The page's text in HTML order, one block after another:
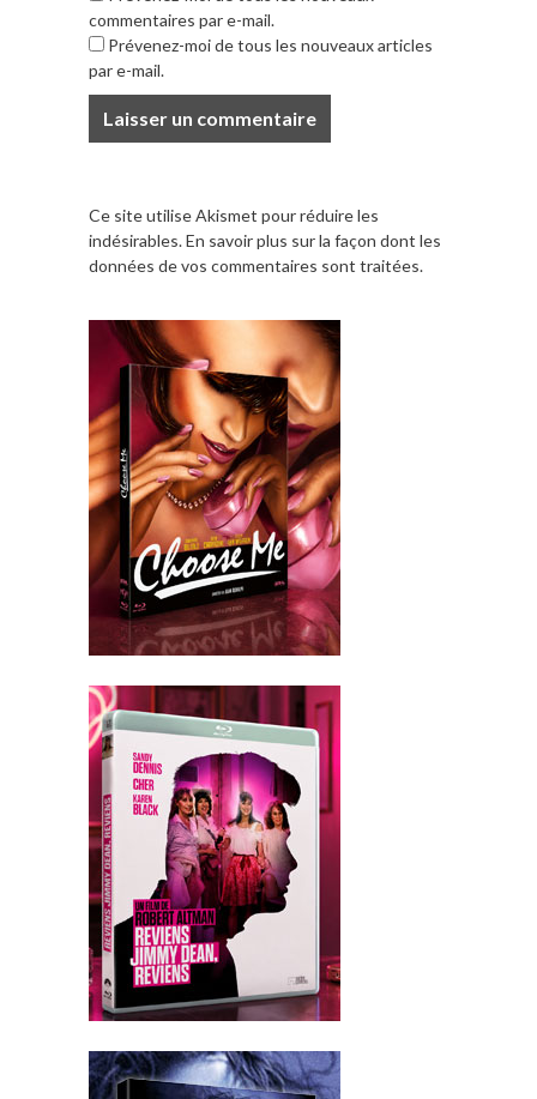
commentaires par e-mail.
Prévenez-moi de tous les nouveaux articles
par e-mail.
Ce site utilise Akismet pour réduire les
indésirables.En savoir plus sur la façon dont les
données de vos commentaires sont traitées.